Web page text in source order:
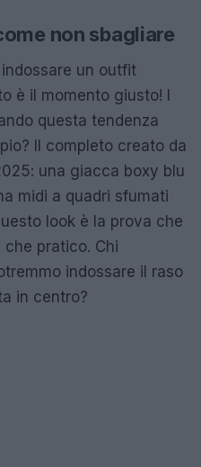
non sbagliare
un outfit
è il momento giusto! I
questa tendenza
Il completo creato da
una giacca boxy blu
midi a quadri sfumati
look è la prova che
pratico. Chi
indossare il raso
in centro?